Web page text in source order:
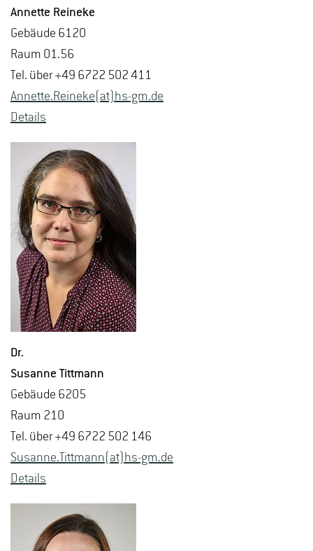
An­net­te Rei­ne­ke
Ge­bäu­de 6120
Raum 01.56
Tel. über +49 6722 502 411
An­net­te.Rei­ne­ke(at)hs-​gm.​de
De­tails
Dr.
Su­san­ne Titt­mann
Ge­bäu­de 6205
Raum 210
Tel. über +49 6722 502 146
Su­san­ne.Titt­mann(at)hs-​gm.​de
De­tails